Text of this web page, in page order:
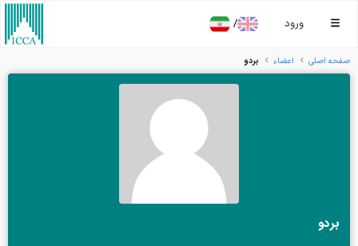
ورود /
صفحه اصلی اعضاء بردو
بردو